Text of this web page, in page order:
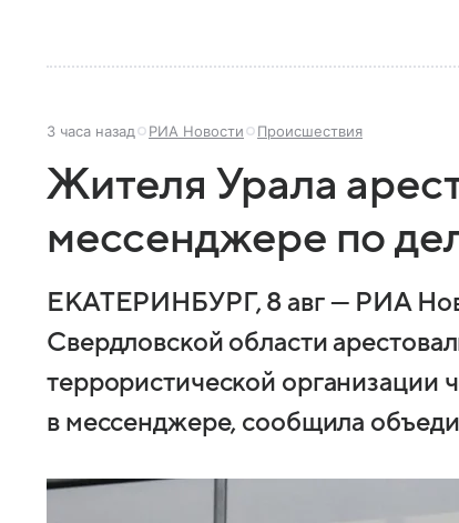
3 часа назад РИА Новости Происшествия
Жителя Урала
мессенджере по
ЕКАТЕРИНБУРГ, 8 авг — РИА
Свердловской области
террористической организации
в мессенджере, сообщила